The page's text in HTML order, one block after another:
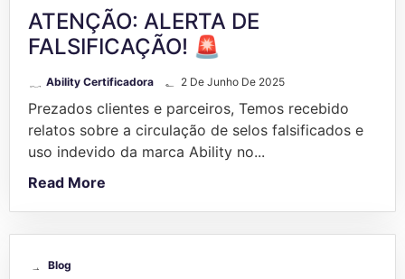
ATENÇÃO: ALERTA DE
FALSIFICAÇÃO! 🚨
Ability Certificadora 2 De Junho De 2025
Prezados clientes e parceiros, Temos recebido
relatos sobre a circulação de selos falsificados e
uso indevido da marca Ability no...
Read More
Blog